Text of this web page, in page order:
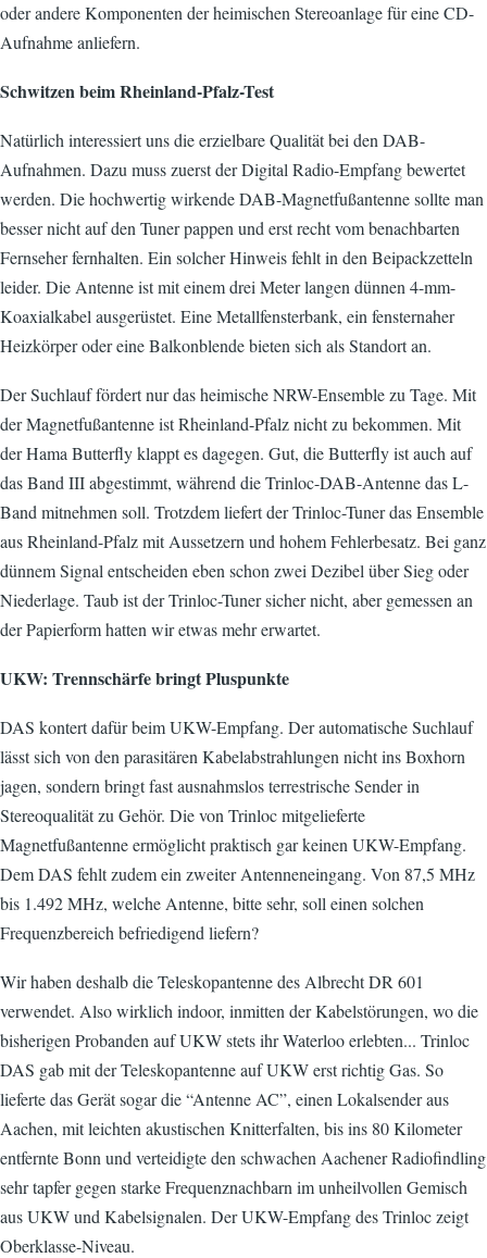
oder andere Komponenten der heimischen Stereoanlage für eine CD-
Aufnahme anliefern.
Schwitzen beim Rheinland-Pfalz-Test
Natürlich interessiert uns die erzielbare Qualität bei den DAB-
Aufnahmen. Dazu muss zuerst der Digital Radio-Empfang bewertet
werden. Die hochwertig wirkende DAB-Magnetfußantenne sollte man
besser nicht auf den Tuner pappen und erst recht vom benachbarten
Fernseher fernhalten. Ein solcher Hinweis fehlt in den Beipackzetteln
leider. Die Antenne ist mit einem drei Meter langen dünnen 4-mm-
Koaxialkabel ausgerüstet. Eine Metallfensterbank, ein fensternaher
Heizkörper oder eine Balkonblende bieten sich als Standort an.
Der Suchlauf fördert nur das heimische NRW-Ensemble zu Tage. Mit
der Magnetfußantenne ist Rheinland-Pfalz nicht zu bekommen. Mit
der Hama Butterfly klappt es dagegen. Gut, die Butterfly ist auch auf
das Band III abgestimmt, während die Trinloc-DAB-Antenne das L-
Band mitnehmen soll. Trotzdem liefert der Trinloc-Tuner das Ensemble
aus Rheinland-Pfalz mit Aussetzern und hohem Fehlerbesatz. Bei ganz
dünnem Signal entscheiden eben schon zwei Dezibel über Sieg oder
Niederlage. Taub ist der Trinloc-Tuner sicher nicht, aber gemessen an
der Papierform hatten wir etwas mehr erwartet.
UKW: Trennschärfe bringt Pluspunkte
DAS kontert dafür beim UKW-Empfang. Der automatische Suchlauf
lässt sich von den parasitären Kabelabstrahlungen nicht ins Boxhorn
jagen, sondern bringt fast ausnahmslos terrestrische Sender in
Stereoqualität zu Gehör. Die von Trinloc mitgelieferte
Magnetfußantenne ermöglicht praktisch gar keinen UKW-Empfang.
Dem DAS fehlt zudem ein zweiter Antenneneingang. Von 87,5 MHz
bis 1.492 MHz, welche Antenne, bitte sehr, soll einen solchen
Frequenzbereich befriedigend liefern?
Wir haben deshalb die Teleskopantenne des Albrecht DR 601
verwendet. Also wirklich indoor, inmitten der Kabelstörungen, wo die
bisherigen Probanden auf UKW stets ihr Waterloo erlebten... Trinloc
DAS gab mit der Teleskopantenne auf UKW erst richtig Gas. So
lieferte das Gerät sogar die “Antenne AC”, einen Lokalsender aus
Aachen, mit leichten akustischen Knitterfalten, bis ins 80 Kilometer
entfernte Bonn und verteidigte den schwachen Aachener Radiofindling
sehr tapfer gegen starke Frequenznachbarn im unheilvollen Gemisch
aus UKW und Kabelsignalen. Der UKW-Empfang des Trinloc zeigt
Oberklasse-Niveau.